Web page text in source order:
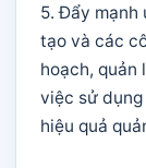
5. Đẩy mạnh
tạo và các
hoạch, quản
việc sử
hiệu quả